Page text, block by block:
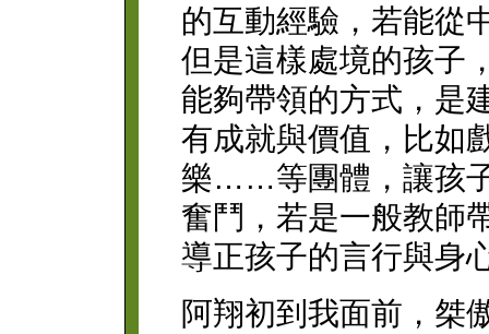
的互動經驗，若能從
但是這樣處境的孩子
能夠帶領的方式，是
有成就與價值，比如
樂……等團體，讓孩
奮鬥，若是一般教師
導正孩子的言行與身
阿翔初到我面前，桀